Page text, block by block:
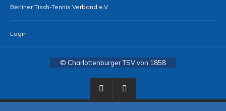
Berliner Tisch-Tennis Verband e.V.
Login
© Charlottenburger TSV von 1858